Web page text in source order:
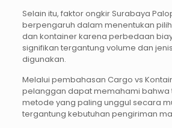
Selain itu, faktor ongkir Surabaya
berpengaruh dalam menentukan
dan kontainer karena perbedaan
signifikan tergantung volume dan
digunakan.
Melalui pembahasan Cargo vs
pelanggan dapat memahami bahwa
metode yang paling unggul secara
tergantung kebutuhan pengiriman